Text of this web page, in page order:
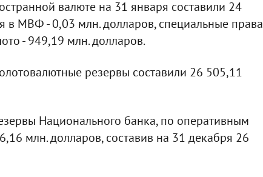
валюте на 31 января составили 24
в МВФ - 0,03 млн. долларов, специальные права
- 949,19 млн. долларов.
резервы составили 26 505,11
Национального банка, по оперативным
млн. долларов, составив на 31 декабря 26